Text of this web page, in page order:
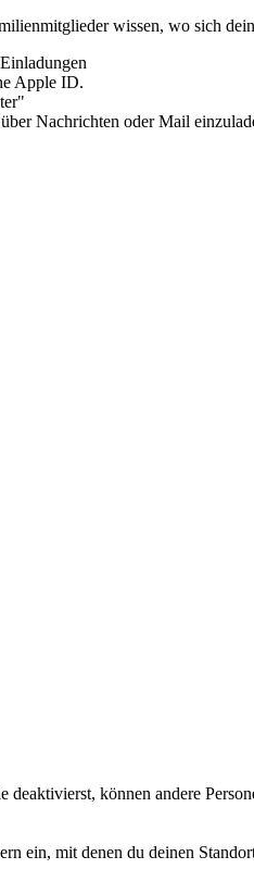
wissen, wo sich
Apple ID.
Nachrichten oder Mail
können andere
ein, mit denen du deinen